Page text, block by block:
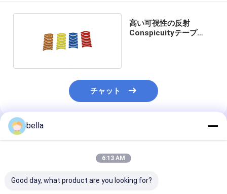
高い可視性の反射
Conspicuityテープ
チャット
推薦されたプロダクト
bella
6:13 AM
Good day, what product are you looking for?